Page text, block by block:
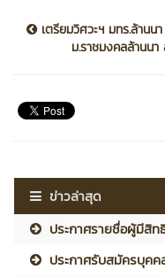
เตรียมวิศวะฯ มทร.ล้านน
ม.ราชมงคลล้านน
ข่าวล่าสุด
ประกาศรายชื่อผู้มีสิท
ประกาศรับสมัครบุคค